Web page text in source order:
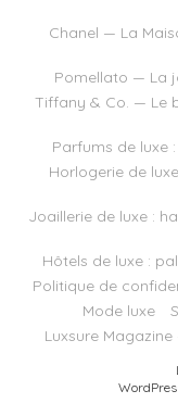
Chanel — La
Pomellato — La
Tiffany & Co. — Le
Parfums de luxe
Horlogerie de
Joaillerie de luxe :
Hôtels de luxe :
Politique de
Mode luxe
Luxsure